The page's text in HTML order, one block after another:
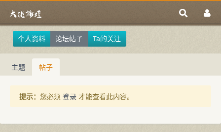
个人资料 论坛帖子 Ta的关注
主题 帖子
提示： 您必须 登录 才能查看此内容。